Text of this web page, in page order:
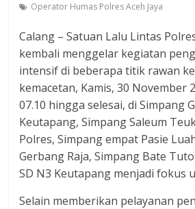
Operator Humas Polres Aceh Jaya
Calang – Satuan Lalu Lintas
kembali menggelar kegiatan
intensif di beberapa titik rawan
kemacetan, Kamis, 30 November
07.10 hingga selesai, di Simpang
Keutapang, Simpang Saleum
Polres, Simpang empat Pasie
Gerbang Raja, Simpang Bate
SD N3 Keutapang menjadi fokus
Selain memberikan pelayanan